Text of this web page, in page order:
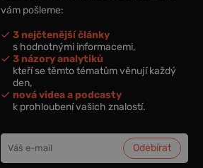
vám pošleme:
3 nejčtenější články
s hodnotnými informacemi,
3 názory analytiků
kteří se těmto tématům věnují každý
den,
nová videa a podcasty
k prohloubení vašich znalostí.